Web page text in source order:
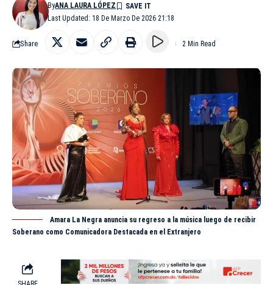
Last Updated: 18 De Marzo De 2026 21:18
ByANA LAURA LÓPEZ
Share 2 Min Read
Amara La Negra anuncia su regreso a la música luego de recibir
Soberano como Comunicadora Destacada en el Extranjero